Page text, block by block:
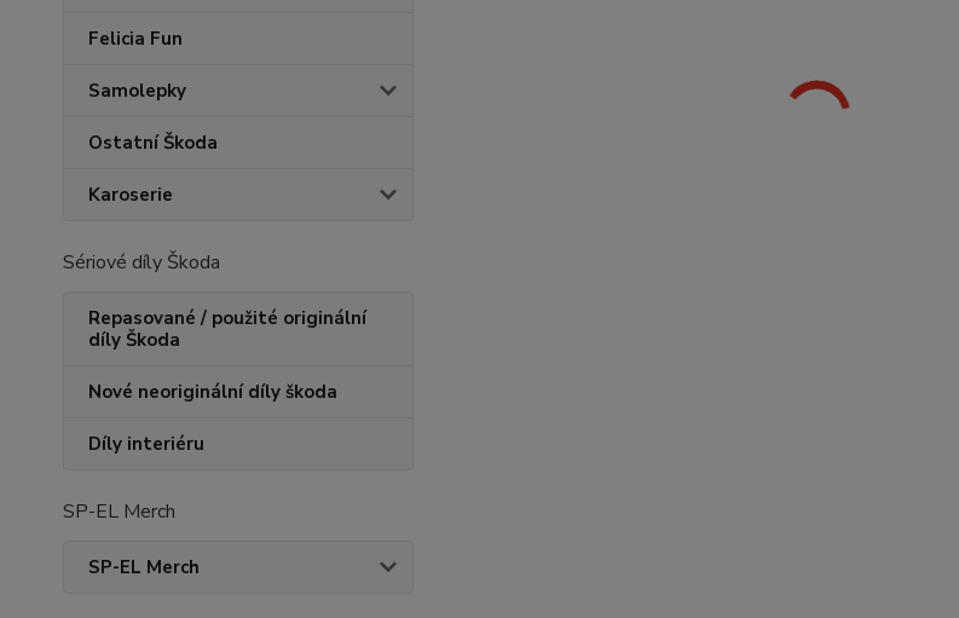
Felicia Fun
Samolepky
Ostatní Škoda
Karoserie
Sériové díly Škoda
Repasované / použité originální
díly Škoda
Nové neoriginální díly škoda
Díly interiéru
SP-EL Merch
SP-EL Merch